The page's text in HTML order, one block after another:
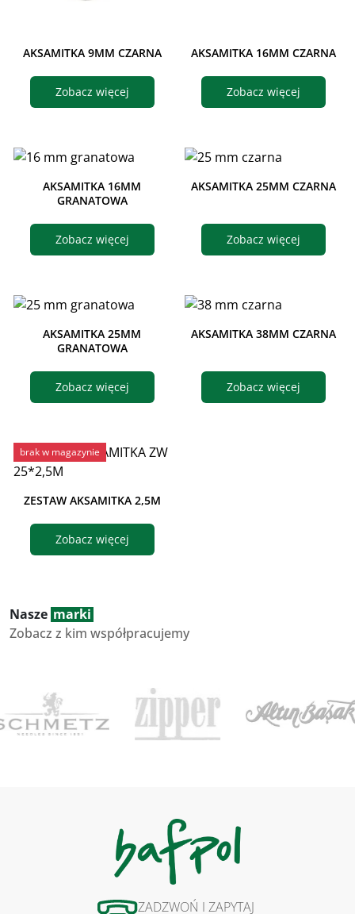
AKSAMITKA 9MM CZARNA
Zobacz więcej
AKSAMITKA 16MM CZARNA
Zobacz więcej
AKSAMITKA 16MM
GRANATOWA
Zobacz więcej
AKSAMITKA 25MM CZARNA
Zobacz więcej
AKSAMITKA 25MM
GRANATOWA
Zobacz więcej
AKSAMITKA 38MM CZARNA
Zobacz więcej
brak w magazynie
ZESTAW AKSAMITKA 2,5M
Zobacz więcej
Nasze marki
Zobacz z kim współpracujemy
ZADZWOŃ I ZAPYTAJ